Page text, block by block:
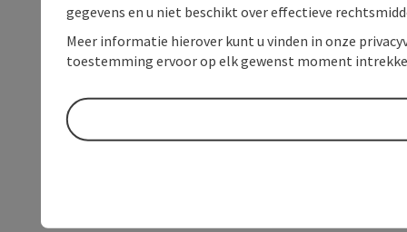
gegevens en u niet beschikt over effectieve
Meer informatie hierover kunt u vinden in onze
toestemming ervoor op elk gewenst moment